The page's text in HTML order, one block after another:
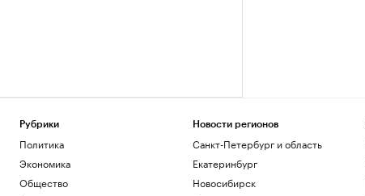
Рубрики
Политика
Экономика
Общество
Новости регионов
Санкт-Петербург и область
Екатеринбург
Новосибирск